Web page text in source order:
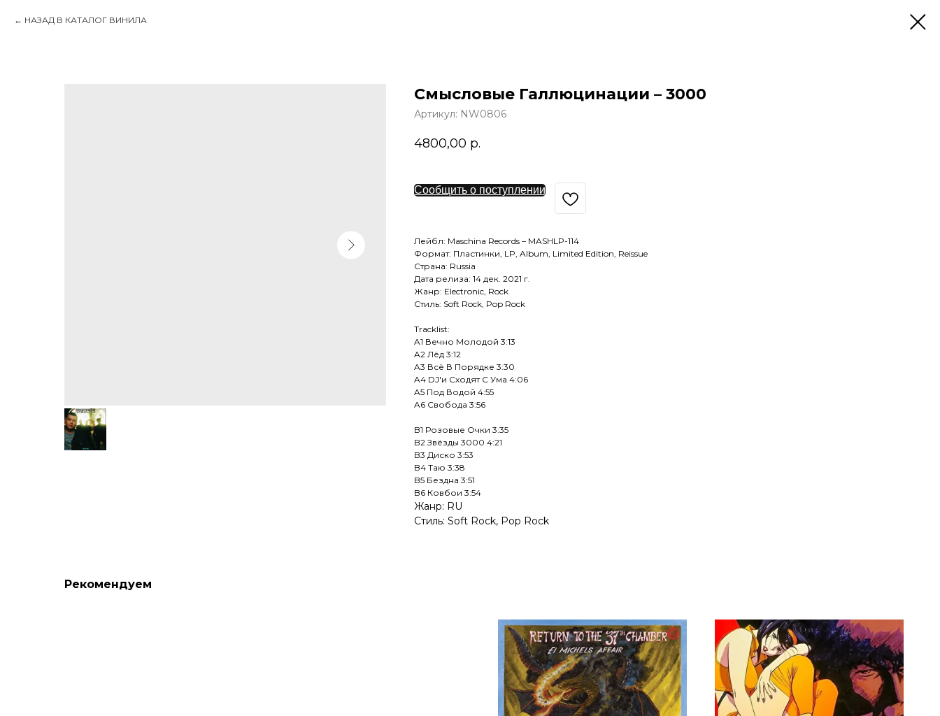
НАЗАД В КАТАЛОГ ВИНИЛА
Смысловые Галлюцинации – 3000
Артикул: NW0806
4800,00 р.
Сообщить о поступлении
Лейбл: Maschina Records – MASHLP-114
Формат: Пластинки, LP, Album, Limited Edition, Reissue
Страна: Russia
Дата релиза: 14 дек. 2021 г.
Жанр: Electronic, Rock
Стиль: Soft Rock, Pop Rock
Tracklist:
A1 Вечно Молодой 3:13
A2 Лёд 3:12
A3 Всё В Порядке 3:30
A4 DJ'и Сходят С Ума 4:06
A5 Под Водой 4:55
A6 Свобода 3:56
B1 Розовые Очки 3:35
B2 Звёзды 3000 4:21
B3 Диско 3:53
B4 Таю 3:38
B5 Бездна 3:51
B6 Ковбои 3:54
Жанр: RU
Стиль: Soft Rock, Pop Rock
Рекомендуем